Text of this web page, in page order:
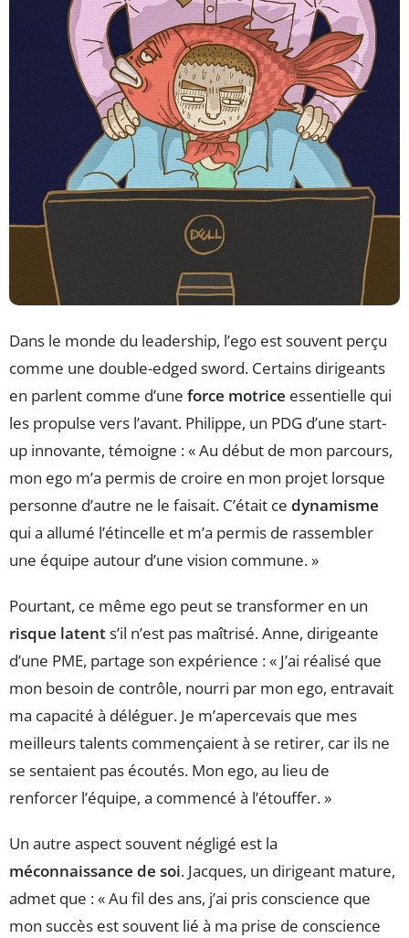
Dans le monde du leadership, l’ego est souvent perçu
comme une double-edged sword. Certains dirigeants
en parlent comme d’une force motrice essentielle qui
les propulse vers l’avant. Philippe, un PDG d’une start-
up innovante, témoigne : « Au début de mon parcours,
mon ego m’a permis de croire en mon projet lorsque
personne d’autre ne le faisait. C’était ce dynamisme
qui a allumé l’étincelle et m’a permis de rassembler
une équipe autour d’une vision commune. »
Pourtant, ce même ego peut se transformer en un
risque latents’il n’est pas maîtrisé. Anne, dirigeante
d’une PME, partage son expérience : « J’ai réalisé que
mon besoin de contrôle, nourri par mon ego, entravait
ma capacité à déléguer. Je m’apercevais que mes
meilleurs talents commençaient à se retirer, car ils ne
se sentaient pas écoutés. Mon ego, au lieu de
renforcer l’équipe, a commencé à l’étouffer. »
Un autre aspect souvent négligé est la
méconnaissance de soi. Jacques, un dirigeant mature,
admet que : « Au fil des ans, j’ai pris conscience que
mon succès est souvent lié à ma prise de conscience